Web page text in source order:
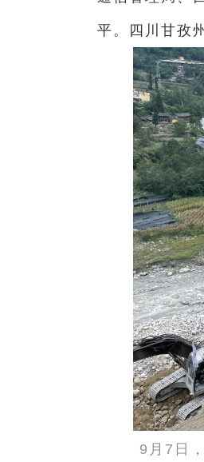
平。四川甘孜
9月7日